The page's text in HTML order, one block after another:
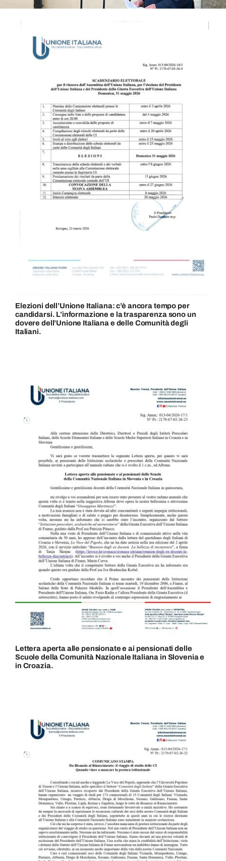
Contatti
Elezioni dell’Unione Italiana: c’è ancora tempo per
candidarsi. L’informazione e la trasparenza sono un
dovere dell’Unione Italiana e delle Comunità degli
Italiani.
Lettera aperta alle pensionate e ai pensionati delle
Scuole della Comunità Nazionale Italiana in Slovenia e
in Croazia.